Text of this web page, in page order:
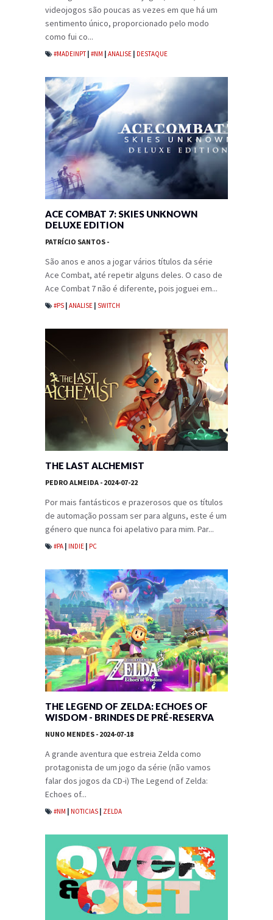
videojogos são poucas as vezes em que há um
sentimento único, proporcionado pelo modo
como fui co...
#MADEINPT #NM ANALISE DESTAQUE
ACE COMBAT 7: SKIES UNKNOWN
DELUXE EDITION
PATRÍCIO SANTOS -
São anos e anos a jogar vários títulos da série
Ace Combat, até repetir alguns deles. O caso de
Ace Combat 7 não é diferente, pois joguei em...
#PS ANALISE SWITCH
THE LAST ALCHEMIST
PEDRO ALMEIDA - 2024-07-22
Por mais fantásticos e prazerosos que os títulos
de automação possam ser para alguns, este é um
género que nunca foi apelativo para mim. Par...
#PA INDIE PC
THE LEGEND OF ZELDA: ECHOES OF
WISDOM - BRINDES DE PRÉ-RESERVA
NUNO MENDES - 2024-07-18
A grande aventura que estreia Zelda como
protagonista de um jogo da série (não vamos
falar dos jogos da CD-i) The Legend of Zelda:
Echoes of...
#NM NOTICIAS ZELDA